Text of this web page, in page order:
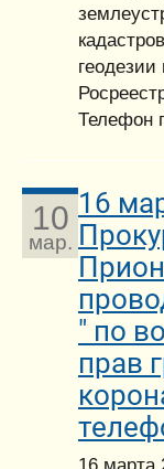
Телефон
10
мар.
16
" по
прав